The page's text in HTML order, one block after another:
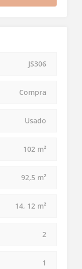
JS306
Compra
Usado
102 m²
92,5 m²
14, 12 m²
2
1